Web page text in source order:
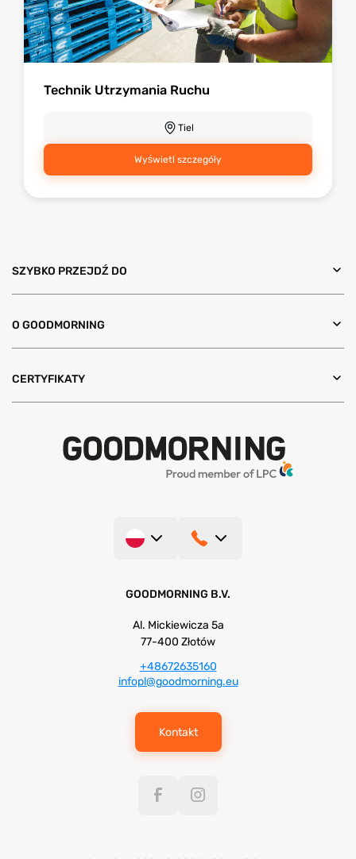
Technik Utrzymania Ruchu
Tiel
Wyświetl szczegóły
SZYBKO PRZEJDŹ DO
O GOODMORNING
CERTYFIKATY
GOODMORNING B.V.
Al. Mickiewicza 5a
77-400 Złotów
+48672635160
infopl@goodmorning.eu
Kontakt